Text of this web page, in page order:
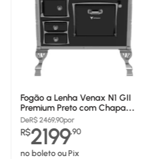
Fogão a Lenha Venax N1 GII
Premium Preto com Chapa
Vitrocerâmica - Chaminé Saída
Lado Direito
DeR$ 2469,90por
R$2199,90
no boleto ou Pix